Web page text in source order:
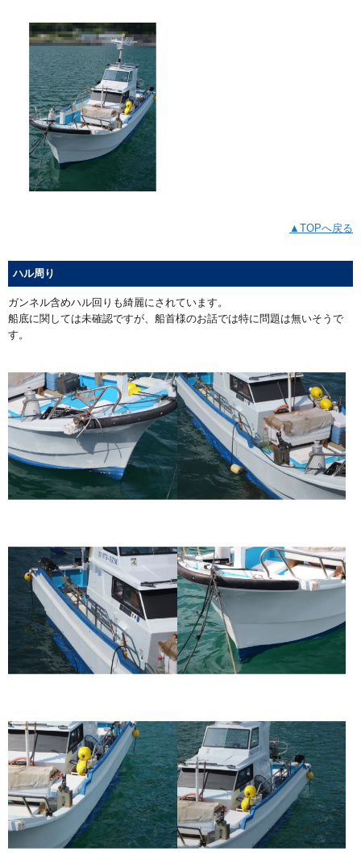
▲TOPへ戻る
ハル周り
ガンネル含めハル回りも綺麗にされています。
船底に関しては未確認ですが、船首様のお話では特に問題は無いそうで
す。